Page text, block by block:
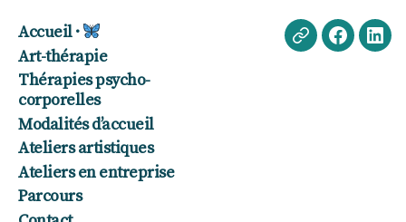
Accueil ·
Art-thérapie
Thérapies psycho-
corporelles
Modalités d’accueil
Ateliers artistiques
Ateliers en entreprise
Parcours
EchappéeFacebook